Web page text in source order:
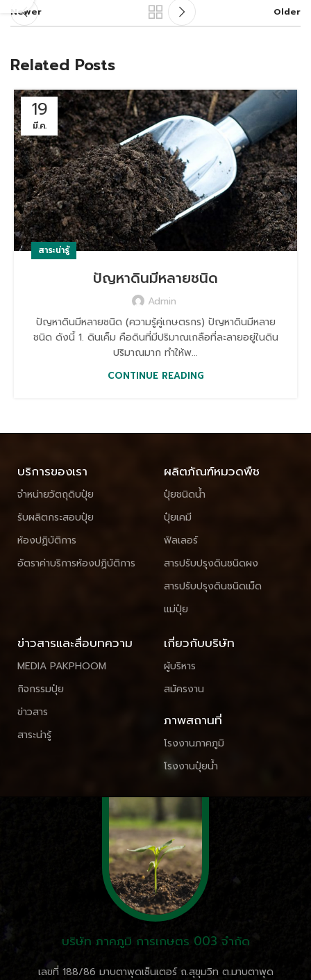
Newer Older
Related Posts
19
มี.ค.
สาระน่ารู้
ปัญหาดินมีหลายชนิด
Admin
ปัญหาดินมีหลายชนิด (ความรู้คู่เกษตรกร) ปัญหาดินมีหลาย
ชนิด ดังนี้ 1. ดินเค็ม คือดินที่มีปริมาณเกลือที่ละลายอยู่ในดิน
ปริมาณมาก ทำให้พ...
CONTINUE READING
บริการของเรา
จำหน่ายวัตถุดิบปุ๋ย
รับผลิตกระสอบปุ๋ย
ห้องปฏิบัติการ
อัตราค่าบริการห้องปฏิบัติการ
ผลิตภัณฑ์หมวดพืช
ปุ๋ยชนิดน้ำ
ปุ๋ยเคมี
ฟิลเลอร์
สารปรับปรุงดินชนิดผง
สารปรับปรุงดินชนิดเม็ด
แม่ปุ๋ย
ข่าวสารและสื่อบทความ
MEDIA PAKPHOOM
กิจกรรมปุ๋ย
ข่าวสาร
สาระน่ารู้
เกี่ยวกับบริษัท
ผู้บริหาร
สมัครงาน
ภาพสถานที่
โรงงานภาคภูมิ
โรงงานปุ๋ยน้ำ
บริษัท ภาคภูมิ การเกษตร 003 จำกัด
เลขที่ 188/86 มาบตาพุดเซ็นเตอร์ ถ.สุขุมวิท ต.มาบตาพุด